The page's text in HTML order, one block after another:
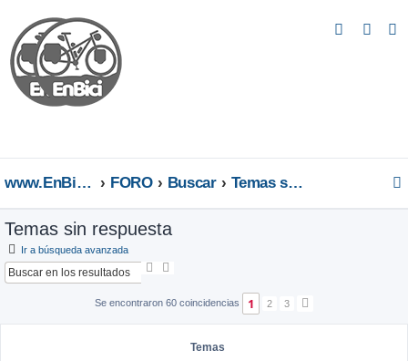
www.EnBici.eu FORO Buscar Temas sin respuesta
Temas sin respuesta
Ir a búsqueda avanzada
B
c
q
Se encontraron 60 coincidencias 1 2 3
g
Temas